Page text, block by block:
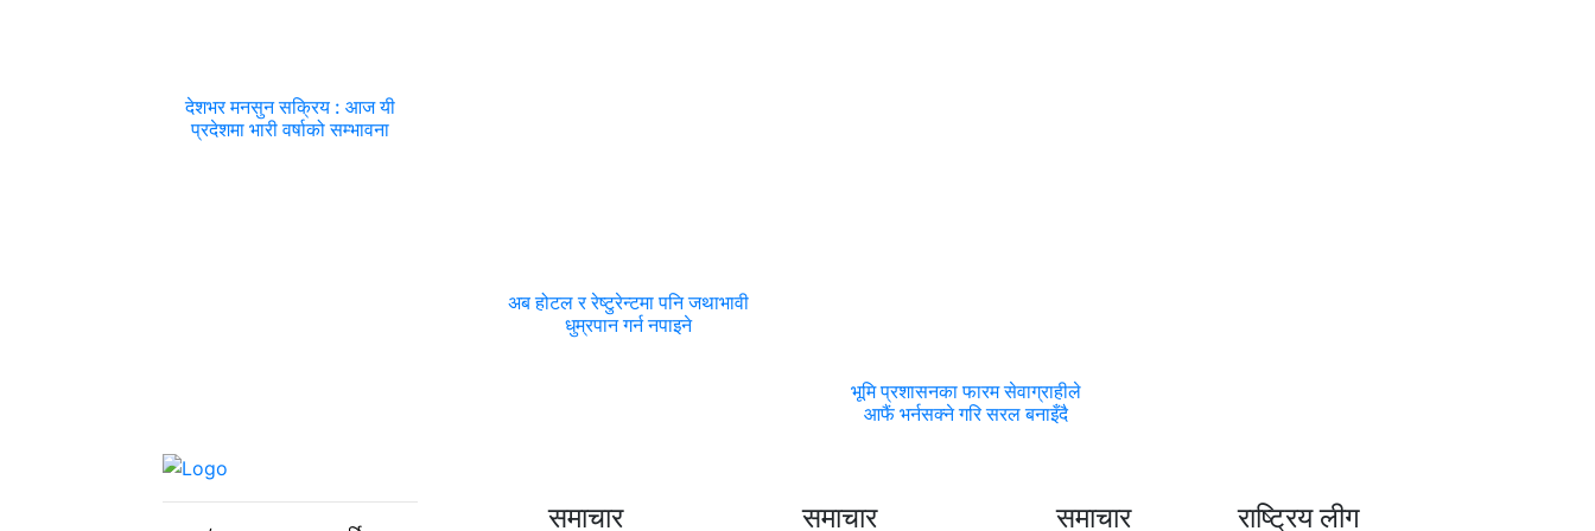
देशभर मनसुन सक्रिय : आज यी
प्रदेशमा भारी वर्षाको सम्भावना
अब होटल र रेष्टुरेन्टमा पनि जथाभावी
धुम्रपान गर्न नपाइने
भूमि प्रशासनका फारम सेवाग्राहीले
आफैं भर्नसक्ने गरि सरल बनाइँदै
समाचार समाचार समाचार राष्ट्रिय लीग